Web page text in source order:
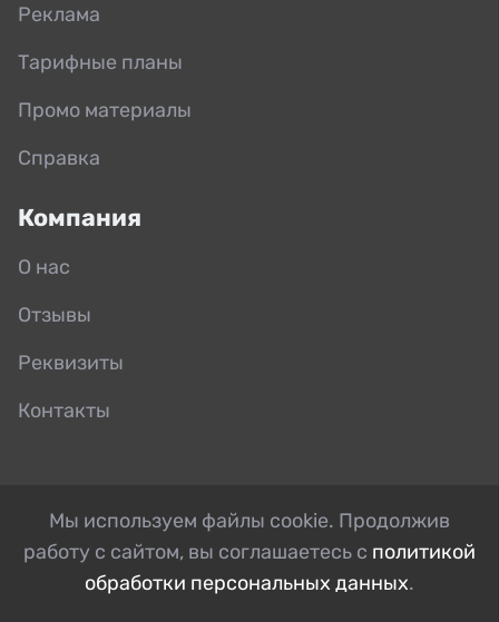
Реклама
Тарифные планы
Промо материалы
Справка
Компания
О нас
Отзывы
Реквизиты
Контакты
Мы используем файлы cookie. Продолжив
работу с сайтом, вы соглашаетесь с политикой
обработки персональных данных.